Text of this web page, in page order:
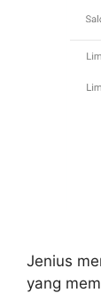
Jenius
yang